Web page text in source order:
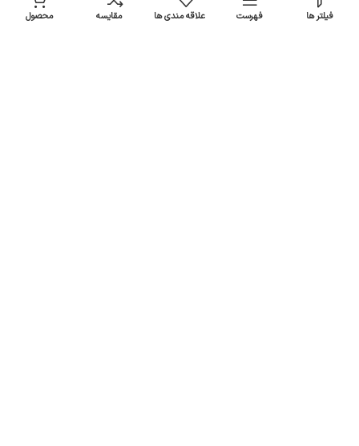
سیاست حفظ حریم خصوصی
فیلتر ها فهرست علاقه مندی ها مقایسه محصول